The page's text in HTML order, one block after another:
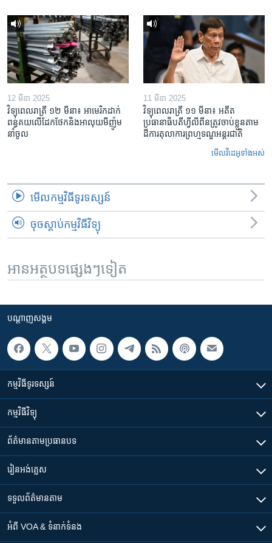
12 មីនា 2025
វិទ្យុពេលរាត្រី ១២ មីនា៖ អាមេរិក​ដាក់​
ពន្ធគយ​លើ​ដែកថែក​និង​អាលុយ​មីញ៉ូម​
នាំចូល
11 មីនា 2025
វិទ្យុពេលរាត្រី ១១ មីនា៖ អតីត​
ប្រធានាធិបតីហ្វីលីពីន​ត្រូវ​ចាប់ខ្លួនតាម
ដីការ​តុលាការ​ព្រហ្មទណ្ឌ​អន្តរជាតិ
មើល​វីដេអូ​ទាំង​អស់
មើល​កម្មវិធី​ទូរទស្សន៍
ចុចស្តាប់កម្មវិធីវិទ្យុ
អានអត្ថបទផ្សេងៗទៀត
បណ្តាញ​សង្គម
កម្មវិធី​ទូរទស្សន៍
កម្មវិធី​វិទ្យុ
ព័ត៌មាន​តាមប្រធានបទ​
រៀន​​អង់គ្លេស
ទទួល​ព័ត៌មាន​តាម
អំពី​ VOA & ទំនាក់ទំនង